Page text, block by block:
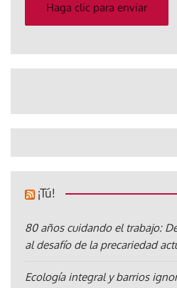
Haga clic para enviar
¡Tú!
80 años cuidando el trabajo:
al desafío de la precariedad
Ecología integral y barrios